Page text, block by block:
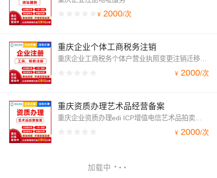
¥ 2000/次
重庆企业个体工商税务注销
重庆企业工商税务个体户营业执照变更注销迁移解异
¥ 2000/次
重庆资质办理艺术品经营备案
重庆企业资质办理edi ICP增值电信艺术品拍卖许可证文网文网络文化
¥ 2000/次
加载中